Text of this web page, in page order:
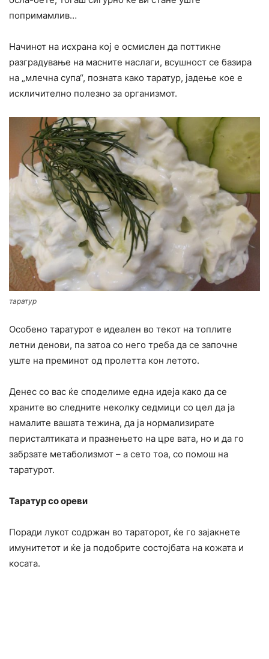
попримамлив…
Начинот на исхрана кој е осмислен да поттикне
разградување на масните наслаги, всушност се базира
на „млечна супа“, позната како таратур, јадење кое е
искличително полезно за организмот.
таратур
Особено таратурот е идеален во текот на топлите
летни денови, па затоа со него треба да се започне
уште на преминот од пролетта кон летото.
Денес со вас ќе споделиме една идеја како да се
храните во следните неколку седмици со цел да ја
намалите вашата тeжина, да ја нормализирате
перисталтиката и празнењето на цре вата, но и да го
забрзате метаболизмот – а сето тоа, со помош на
таратурот.
Таратур со ореви
Поради лукот содржан во тараторот, ќе го зајакнете
имунитетот и ќе ја подобрите состојбата на кожата и
косата.